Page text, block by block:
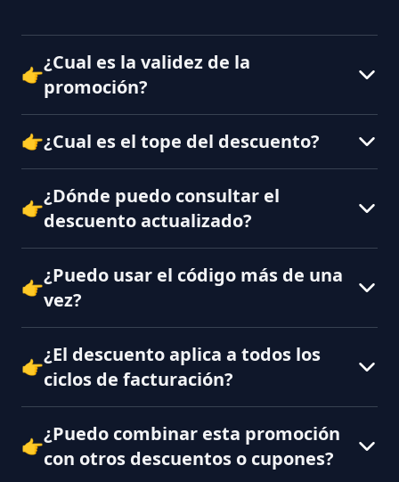
👉
¿Cual es la validez de la
promoción?
👉¿Cual es el tope del descuento?
👉
¿Dónde puedo consultar el
descuento actualizado?
👉
¿Puedo usar el código más de una
vez?
👉
¿El descuento aplica a todos los
ciclos de facturación?
👉
¿Puedo combinar esta promoción
con otros descuentos o cupones?